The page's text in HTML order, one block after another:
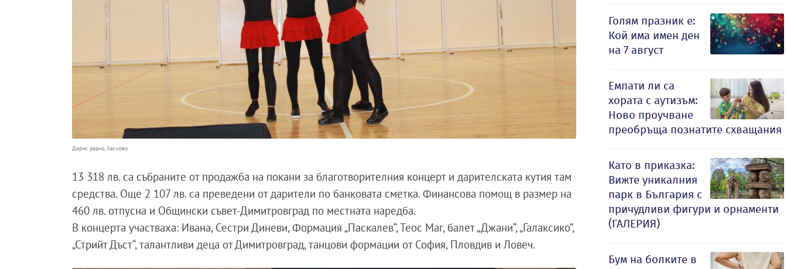
Дарик радио, Хасково
13 318 лв. са събраните от продажба на покани за благотворителния концерт и дарителската кутия там
средства. Още 2 107 лв. са преведени от дарители по банковата сметка. Финансова помощ в размер на
460 лв. отпусна и Общински съвет-Димитровград по местната наредба.
В концерта участваха: Ивана, Сестри Диневи, Формация „Паскалев“, Теос Маг, балет „Джани“, „Галаксико”,
„Стрийт Дъст“, талантливи деца от Димитровград, танцови формации от София, Пловдив и Ловеч.
Голям празник е:
Кой има имен ден
на 7 август
Емпати ли са
хората с аутизъм:
Ново проучване
преобръща познатите схващания
Като в приказка:
Вижте уникалния
парк в България с
причудливи фигури и орнаменти
(ГАЛЕРИЯ)
Бум на болките в